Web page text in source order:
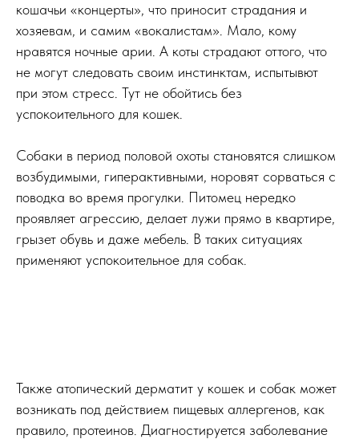
кошачьи «концерты», что приносит страдания и
хозяевам, и самим «вокалистам». Мало, кому
нравятся ночные арии. А коты страдают оттого, что
не могут следовать своим инстинктам, испытывют
при этом стресс. Тут не обойтись без
успокоительного для кошек.
Собаки в период половой охоты становятся слишком
возбудимыми, гиперактивными, норовят сорваться с
поводка во время прогулки. Питомец нередко
проявляет агрессию, делает лужи прямо в квартире,
грызет обувь и даже мебель. В таких ситуациях
применяют успокоительное для собак.
Также атопический дерматит у кошек и собак может
возникать под действием пищевых аллергенов, как
правило, протеинов. Диагностируется заболевание